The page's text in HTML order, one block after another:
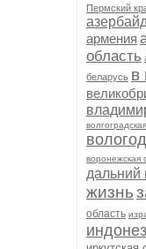
Пермский
армения
область
беларусь в
воронежская
дальний
жизнь
область